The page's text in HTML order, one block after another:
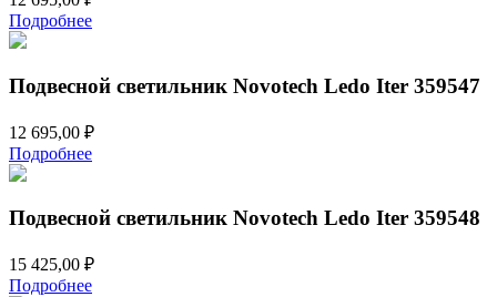
Подробнее
Подвесной светильник Novotech Ledo Iter 359547
12 695,00 ₽
Подробнее
Подвесной светильник Novotech Ledo Iter 359548
15 425,00 ₽
Подробнее